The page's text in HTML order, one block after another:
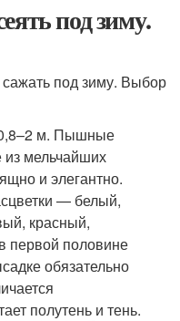
под зиму.
под зиму. Выбор
0,8–2 м. Пышные
из мельчайших
и элегантно.
— белый,
красный,
первой половине
обязательно
полутень и тень.